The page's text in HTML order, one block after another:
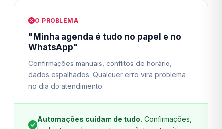
O PROBLEMA
"Minha agenda é tudo no papel e no
WhatsApp"
Confirmações manuais, conflitos de horário,
dados espalhados. Qualquer erro vira problema
no dia do atendimento.
Automações cuidam de tudo. Confirmações,